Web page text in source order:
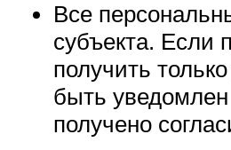
Все
субъекта. Если
получить
быть
получено